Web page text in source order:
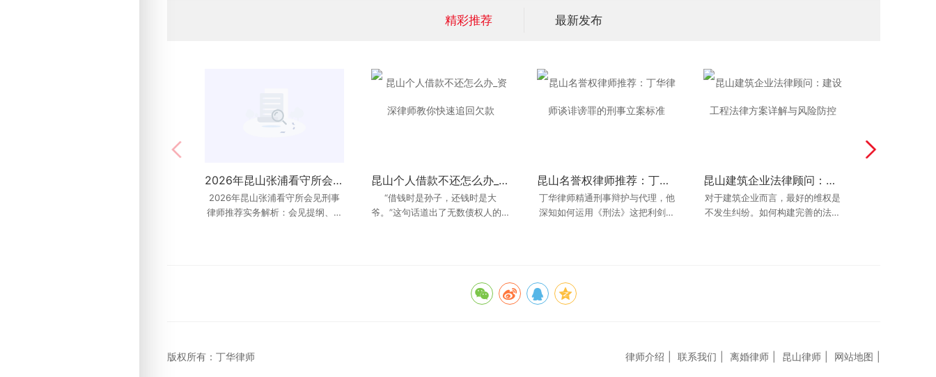
精彩推荐 最新发布
2026年昆山张浦看守所会见刑事律师推荐实务解析：会见提纲、家属沟通和材料准备有哪些重点？
2026年昆山张浦看守所会见刑事
律师推荐实务解析：会见提纲、家
昆山个人借款不还怎么办_资深律师教你快速追回欠款
​​​​​​​“借钱时是孙子，还钱时是大
爷。”这句话道出了无数债权人的心
昆山名誉权律师推荐：丁华律师谈诽谤罪的刑事立案标准
丁华律师精通刑事辩护与代理，他
深知如何运用《刑法》这把利剑来
昆山建筑企业法律顾问：建设工程法律方案详解与风险防控
对于建筑企业而言，最好的维权是
不发生纠纷。如何构建完善的法律
昆山2026年民间借贷律师费用一般多少？咨询与代理收费参考
昆山2026年民间借贷律师费用一
般多少？咨询与代理收费参考 在昆
昆山懂强制执行的律师：被执行人转移财产如何应对？
昆山强制执行律师推荐排行：专家
型律师的选择，在处理涉及财产转
昆山交通事故维权全流程：从立案到拿钱要多久？
“律师，我这个官司要打多久？”
“什么时候能拿到钱？” 这是每一位
昆山最好的知识产权律师推荐：企业遇到专利侵权怎么办？
企业遭遇专利侵权是昆山制造型企
业常见的棘手问题。本文由“昆山最
版权所有： 丁华律师 律师介绍 联系我们 离婚律师 昆山律师 网站地图